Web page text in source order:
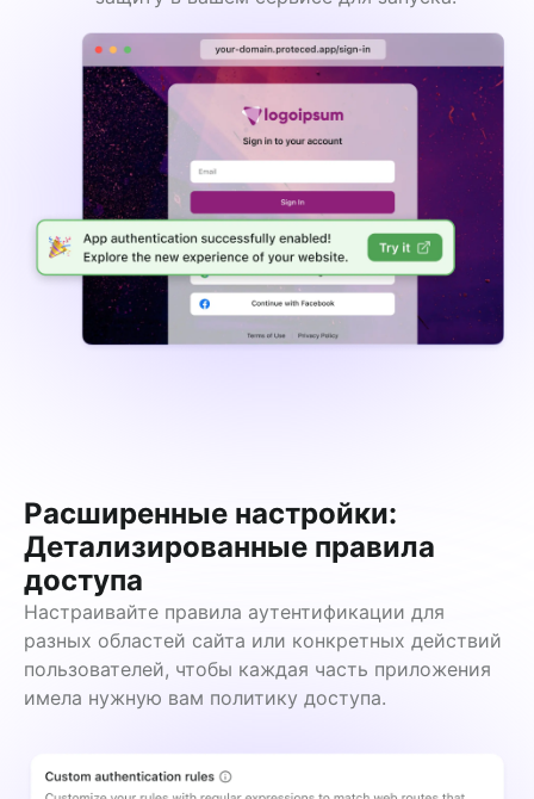
Расширенные настройки:
Детализированные правила
доступа
Настраивайте правила аутентификации для
разных областей сайта или конкретных действий
пользователей, чтобы каждая часть приложения
имела нужную вам политику доступа.